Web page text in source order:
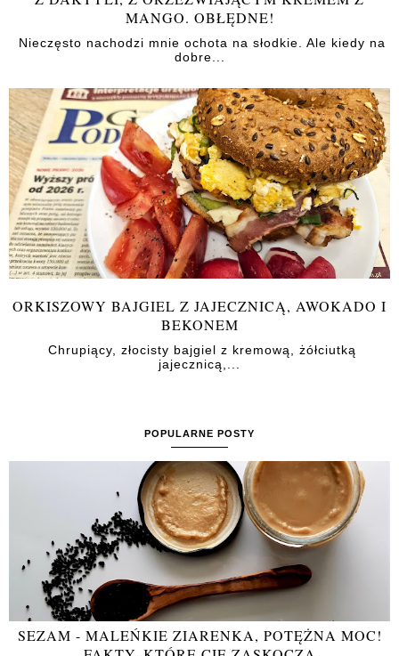
MANGO. OBŁĘDNE!
Nieczęsto nachodzi mnie ochota na słodkie. Ale kiedy na
dobre...
ORKISZOWY BAJGIEL Z JAJECZNICĄ, AWOKADO I
BEKONEM
Chrupiący, złocisty bajgiel z kremową, żółciutką
jajecznicą,...
POPULARNE POSTY
SEZAM - MALEŃKIE ZIARENKA, POTĘŻNA MOC!